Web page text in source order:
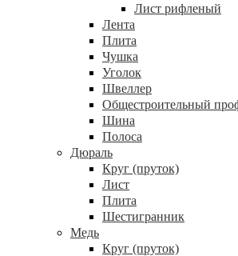
Лист рифленый
Лента
Плита
Чушка
Уголок
Швеллер
Общестроительный
Шина
Полоса
Дюраль
Круг (пруток)
Лист
Плита
Шестигранник
Медь
Круг (пруток)